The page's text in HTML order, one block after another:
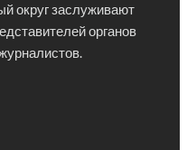
округ заслуживают
органов